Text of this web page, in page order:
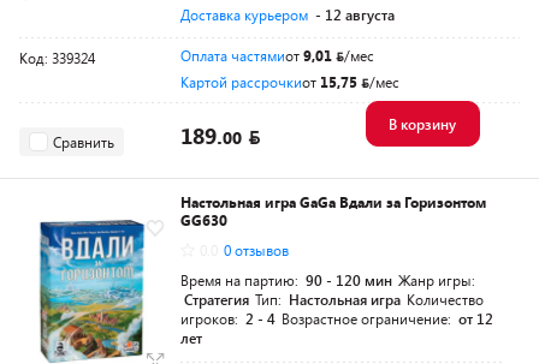
Доставка курьером - 12 августа
Код: 339324 Оплата частямиот9,01
/мес
Картой рассрочкиот 15,75 /мес
Сравнить 189.00
В корзину
Настольная игра GaGa Вдали за Горизонтом
GG630
0 отзывов
Время на партию: 90 - 120 мин Жанр игры:
Стратегия Тип: Настольная игра Количество
игроков: 2 - 4 Возрастное ограничение: от 12
лет